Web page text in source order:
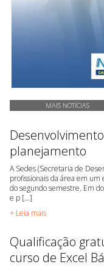
MAIS NOTÍCIAS
planejamento
A Sedes (Secretaria de
profissionais da área em
do segundo semestre. Em
e p [...]
+ Leia mais
Qualificação
curso de Excel